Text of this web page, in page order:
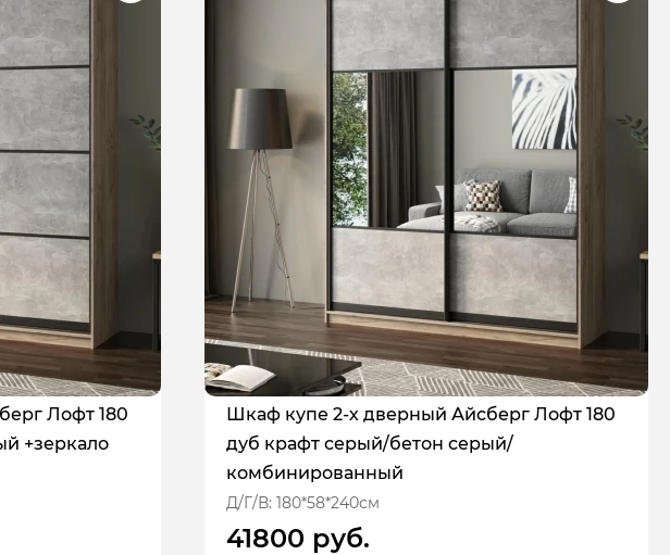
Лофт 180
+зеркало
Шкаф купе 2-х дверный Айсберг Лофт 180
дуб крафт серый/бетон серый/
комбинированный
Д/Г/В: 180*58*240см
41800 руб.